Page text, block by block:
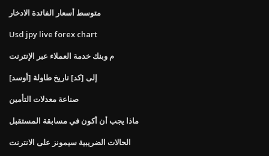
متوسط ​​أسعار الفائدة الادخار
Usd jpy live forex chart
م وبنك خدمة العملاء عبر الإنترنت
[أوسد] إلى [كد] تاريخ طاولة
صناعة معدلات التأمين
ماذا يجب أن أكون في مسابقة المستقبل
الحالات الضريبية سيمونز على الانترنت